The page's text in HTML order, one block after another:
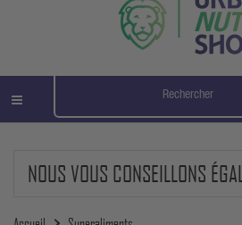
NOUS VOUS CONSEILLONS